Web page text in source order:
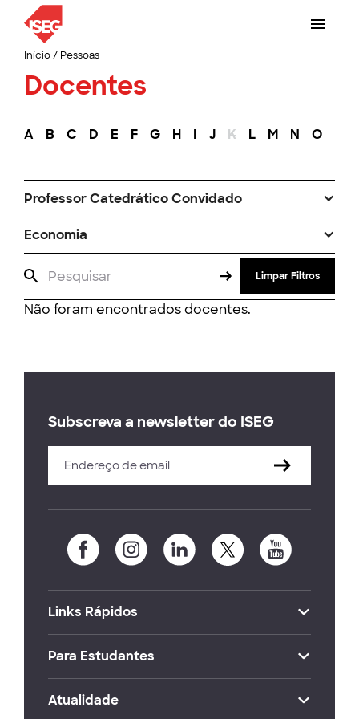
Início/ Pessoas
Docentes
A B C D E F G H I J K L M N O
Professor Catedrático Convidado
Economia
Limpar Filtros
Não foram encontrados docentes.
Subscreva a newsletter do ISEG
Links Rápidos
Para Estudantes
Atualidade